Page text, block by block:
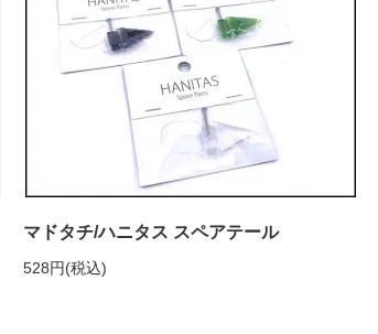
マドタチ/ハニタス スペアテール
528円(税込)